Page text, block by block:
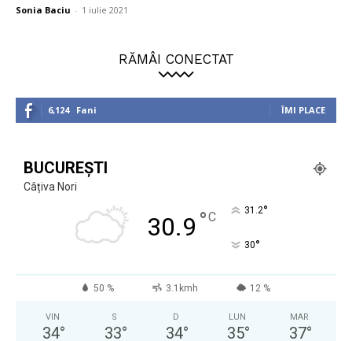
Sonia Baciu - 1 iulie 2021
RĂMÂI CONECTAT
6,124 Fani ÎMI PLACE
BUCUREȘTI
Câțiva Nori
30.9 °C 31.2°
30°
50 % 3.1kmh 12 %
VIN
34°
S
33°
D
34°
LUN
35°
MAR
37°